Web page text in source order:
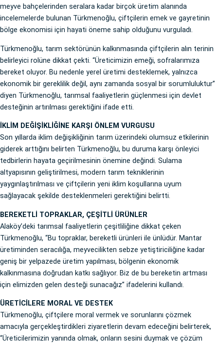
meyve bahçelerinden seralara kadar birçok üretim alanında
incelemelerde bulunan Türkmenoğlu, çiftçilerin emek ve gayretinin
bölge ekonomisi için hayati öneme sahip olduğunu vurguladı.
Türkmenoğlu, tarım sektörünün kalkınmasında çiftçilerin alın terinin
belirleyici rolüne dikkat çekti. “Üreticimizin emeği, sofralarımıza
bereket oluyor. Bu nedenle yerel üretimi desteklemek, yalnızca
ekonomik bir gereklilik değil, aynı zamanda sosyal bir sorumluluktur”
diyen Türkmenoğlu, tarımsal faaliyetlerin güçlenmesi için devlet
desteğinin artırılması gerektiğini ifade etti.
İKLİM DEĞİŞİKLİĞİNE KARŞI ÖNLEM VURGUSU
Son yıllarda iklim değişikliğinin tarım üzerindeki olumsuz etkilerinin
giderek arttığını belirten Türkmenoğlu, bu duruma karşı önleyici
tedbirlerin hayata geçirilmesinin önemine değindi. Sulama
altyapısının geliştirilmesi, modern tarım tekniklerinin
yaygınlaştırılması ve çiftçilerin yeni iklim koşullarına uyum
sağlayacak şekilde desteklenmeleri gerektiğini belirtti.
BEREKETLİ TOPRAKLAR, ÇEŞİTLİ ÜRÜNLER
Alaköy’deki tarımsal faaliyetlerin çeşitliliğine dikkat çeken
Türkmenoğlu, “Bu topraklar, bereketli ürünleri ile ünlüdür. Mantar
üretiminden seracılığa, meyvecilikten sebze yetiştiriciliğine kadar
geniş bir yelpazede üretim yapılması, bölgenin ekonomik
kalkınmasına doğrudan katkı sağlıyor. Biz de bu bereketin artması
için elimizden gelen desteği sunacağız” ifadelerini kullandı.
ÜRETİCİLERE MORAL VE DESTEK
Türkmenoğlu, çiftçilere moral vermek ve sorunlarını çözmek
amacıyla gerçekleştirdikleri ziyaretlerin devam edeceğini belirterek,
“Üreticilerimizin yanında olmak, onların sesini duymak ve çözüm